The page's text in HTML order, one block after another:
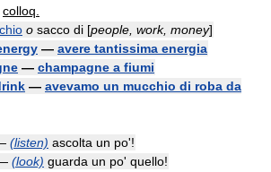
colloq.
o sacco di [people, work, money]
— avere tantissima energia
— champagne a fiumi
— avevamo un mucchio di roba da
(listen) ascolta un po'!
(look) guarda un po' quello!